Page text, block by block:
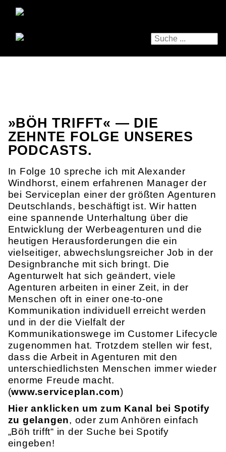
»BÖH TRIFFT« — DIE
ZEHNTE FOLGE UNSERES
PODCASTS.
In Folge 10 spreche ich mit Alexander
Windhorst, einem erfahrenen Manager der
bei Serviceplan einer der größten Agenturen
Deutschlands, beschäftigt ist. Wir hatten
eine spannende Unterhaltung über die
Entwicklung der Werbeagenturen und die
heutigen Herausforderungen die ein
vielseitiger, abwechslungsreicher Job in der
Designbranche mit sich bringt. Die
Agenturwelt hat sich geändert, viele
Agenturen arbeiten in einer Zeit, in der
Menschen oft in einer one-to-one
Kommunikation individuell erreicht werden
und in der die Vielfalt der
Kommunikationswege im Customer Lifecycle
zugenommen hat. Trotzdem stellen wir fest,
dass die Arbeit in Agenturen mit den
unterschiedlichsten Menschen immer wieder
enorme Freude macht.
(www.serviceplan.com)
Hier anklicken um zum Kanal bei Spotify
zu gelangen, oder zum Anhören einfach
„Böh trifft“ in der Suche bei Spotify
eingeben!